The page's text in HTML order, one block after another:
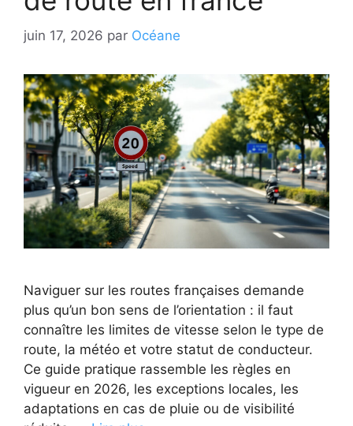
juin 17, 2026 par Océane
Naviguer sur les routes françaises demande
plus qu’un bon sens de l’orientation : il faut
connaître les limites de vitesse selon le type de
route, la météo et votre statut de conducteur.
Ce guide pratique rassemble les règles en
vigueur en 2026, les exceptions locales, les
adaptations en cas de pluie ou de visibilité